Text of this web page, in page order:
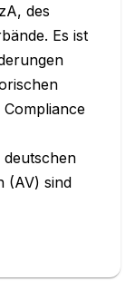
des
Es ist
(AV) sind